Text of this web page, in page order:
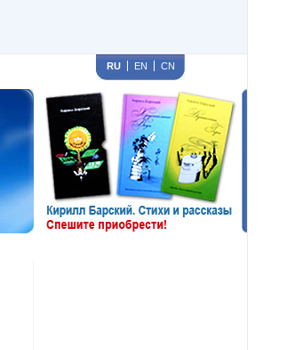
RU EN CN